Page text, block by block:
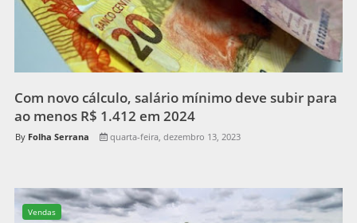
Com novo cálculo, salário mínimo deve subir para
ao menos R$ 1.412 em 2024
Folha Serrana quarta-feira, dezembro 13, 2023
Vendas